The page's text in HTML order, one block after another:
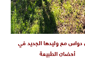
دواس مع وليدها الجديد في
أحضان الطبيعة